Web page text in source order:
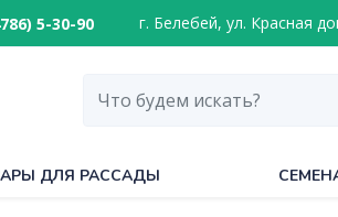
5-30-90 г. Белебей, ул. Красная
ДЛЯ РАССАДЫ